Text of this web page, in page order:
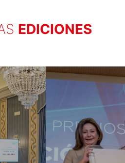
en las
y Mitsubishi ...
EDICIONES